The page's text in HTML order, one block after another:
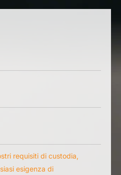
requisiti di custodia,
esigenza di